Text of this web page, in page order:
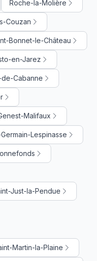
Roche-la-Molière
Couzan
Bonnet-le-Château
en-Jarez
Cabanne
Malifaux
Lespinasse
Just-la-Pendue
Martin-la-Plaine